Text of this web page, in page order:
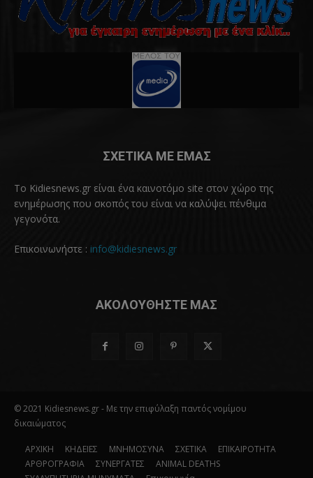
ΣΧΕΤΙΚΑ ΜΕ ΕΜΑΣ
Το Kidiesnews.gr είναι ένα καινοτόμο site στον χώρο της
ενημέρωσης που σκοπός του είναι να καλύψει πένθιμα
γεγονότα.
Επικοινωνήστε : info@kidiesnews.gr
ΑΚΟΛΟΥΘΗΣΤΕ ΜΑΣ
© 2021 Kidiesnews.gr - Με την επιφύλαξη παντός νομίμου
δικαιώματος
ΑΡΧΙΚΗ ΚΗΔΕΙΕΣ ΜΝΗΜΟΣΥΝΑ ΣΧΕΤΙΚΑ
ΕΠΙΚΑΙΡΟΤΗΤΑ
ΑΡΘΡΟΓΡΑΦΙΑ
ΣΥΝΕΡΓΑΤΕΣ
ANIMAL DEATHS